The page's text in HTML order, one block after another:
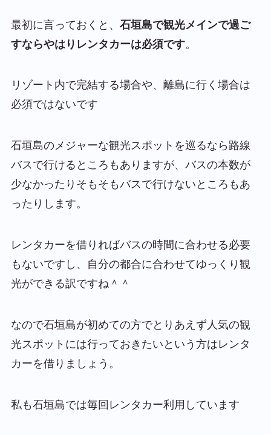
最初に言っておくと、 石垣島で観光メインで過ご
すならやはりレンタカーは必須です。
リゾート内で完結する場合や、離島に行く場合は
必須ではないです
石垣島のメジャーな観光スポットを巡るなら路線
バスで行けるところもありますが、バスの本数が
少なかったりそもそもバスで行けないところもあ
ったりします。
レンタカーを借りればバスの時間に合わせる必要
もないですし、自分の都合に合わせてゆっくり観
光ができる訳ですね＾＾
なので石垣島が初めての方でとりあえず人気の観
光スポットには行っておきたいという方はレンタ
カーを借りましょう。
私も石垣島では毎回レンタカー利用しています